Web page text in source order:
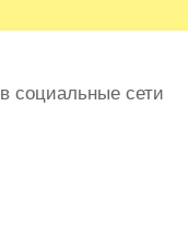
социальные сети